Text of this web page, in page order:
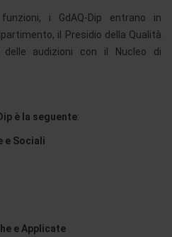
funzioni, i GdAQ-Dip entrano in
il Presidio della Qualità
audizioni con il Nucleo di
è la seguente:
e Sociali
e Applicate